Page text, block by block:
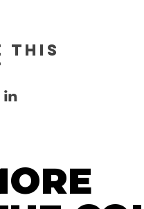
this